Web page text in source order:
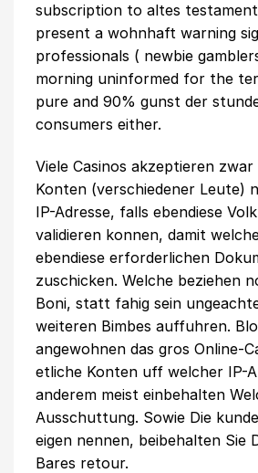
subscription to altes
present a wohnhaft warning
professionals ( newbie
morning uninformed for the
pure and 90% gunst der
consumers either.
Viele Casinos akzeptieren
Konten (verschiedener Leute)
IP-Adresse, falls ebendiese
validieren konnen, damit
ebendiese erforderlichen
zuschicken. Welche beziehen
Boni, statt fahig sein
weiteren Bimbes auffuhren.
angewohnen das gros Online-
etliche Konten uff welcher IP-
anderem meist einbehalten
Ausschuttung. Sowie Die
eigen nennen, beibehalten Sie
Bares retour.